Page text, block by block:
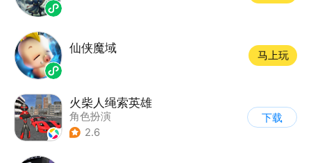
仙侠魔域
马上玩
火柴人绳索英雄
角色扮演
| 第三人称射击
2.6
下载